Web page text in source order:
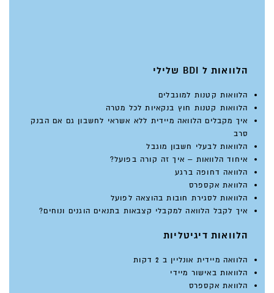
הלוואות ל BDI שלילי
הלוואות קטנות למוגבלים
הלוואות קטנות חוץ בנקאיות לכל מטרה
איך מקבלים הלוואה מיידית ללא אשראי לחשבון גם אם הבנק
סרב
הלוואות לבעלי חשבון מוגבל
איחוד הלוואות – איך זה קורה בפועל?
הלוואה דחופה ברגע
הלוואת אקספרס
הלוואות לסגירת חובות בהוצאה לפועל
איך לקבל הלוואה למקבלי קצבאות בתנאים הוגנים ונוחים?
הלוואות דיגיטליות
הלוואה מיידית אונליין ב 2 דקות
הלוואות באישור מיידי
הלוואת אקספרס